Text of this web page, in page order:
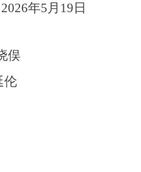
6年5月 19日
俣
伦